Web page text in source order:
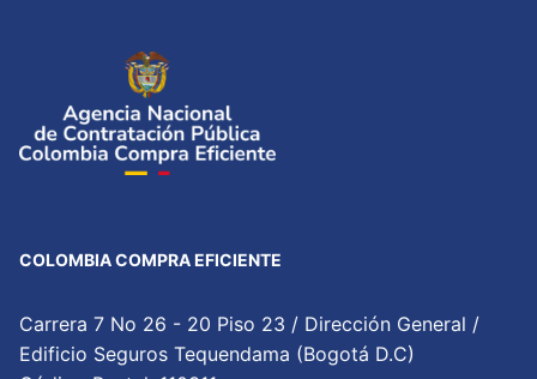
COLOMBIA COMPRA EFICIENTE
Carrera 7 No 26 - 20 Piso 23 / Dirección General /
Edificio Seguros Tequendama (Bogotá D.C)